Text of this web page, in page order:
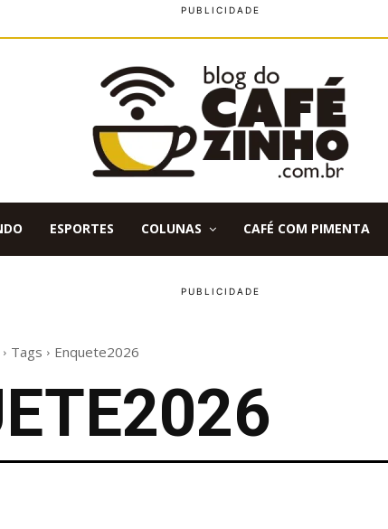
ESPORTES COLUNAS CAFÉ COM PIMENTA
Tags Enquete2026